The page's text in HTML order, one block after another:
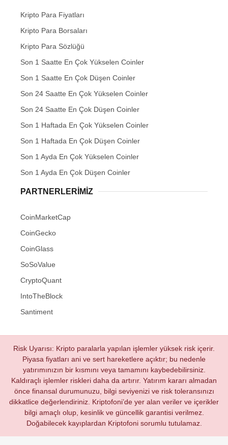
Kripto Para Fiyatları
Kripto Para Borsaları
Kripto Para Sözlüğü
Son 1 Saatte En Çok Yükselen Coinler
Son 1 Saatte En Çok Düşen Coinler
Son 24 Saatte En Çok Yükselen Coinler
Son 24 Saatte En Çok Düşen Coinler
Son 1 Haftada En Çok Yükselen Coinler
Son 1 Haftada En Çok Düşen Coinler
Son 1 Ayda En Çok Yükselen Coinler
Son 1 Ayda En Çok Düşen Coinler
PARTNERLERIMIZ
CoinMarketCap
CoinGecko
CoinGlass
SoSoValue
CryptoQuant
IntoTheBlock
Santiment
Risk Uyarısı: Kripto paralarla yapılan işlemler yüksek risk içerir.
Piyasa fiyatları ani ve sert hareketlere açıktır; bu nedenle
yatırımınızın bir kısmını veya tamamını kaybedebilirsiniz.
Kaldıraçlı işlemler riskleri daha da artırır. Yatırım kararı almadan
önce finansal durumunuzu, bilgi seviyenizi ve risk toleransınızı
dikkatlice değerlendiriniz. Kriptofoni’de yer alan veriler ve içerikler
bilgi amaçlı olup, kesinlik ve güncellik garantisi verilmez.
Doğabilecek kayıplardan Kriptofoni sorumlu tutulamaz.